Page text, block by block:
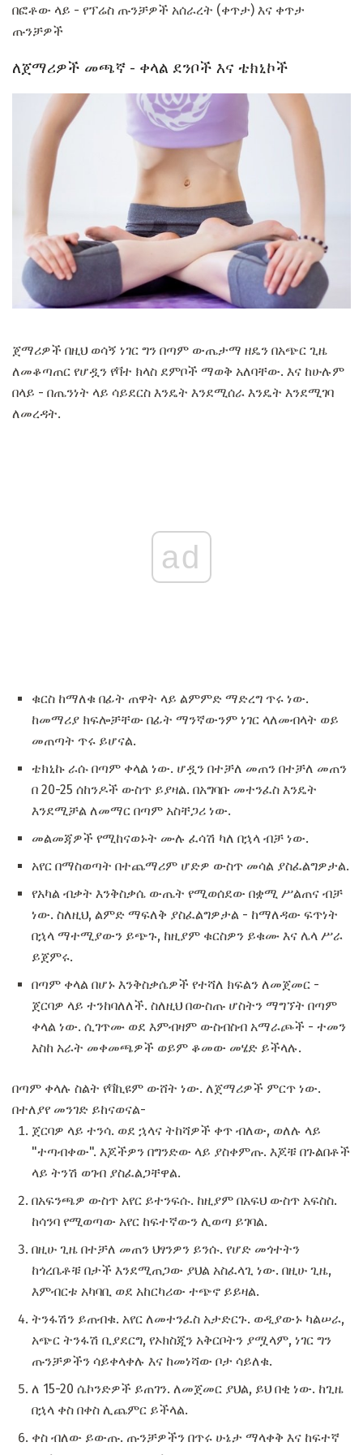
በፎቶው ላይ - የፕሬስ ጡንቻዎች አሰራረት (ቀጥታ) እና ቀጥታ
ጡንቻዎች
ለጀማሪዎች መጫኛ - ቀላል ደንቦች እና ቴክኒኮች
ጀማሪዎች በዚህ ወሳኝ ነገር ግን በጣም ውጤታማ ዘዴን በአጭር ጊዜ
ለመቆጣጠር የሆዷን የቫተ ክላስ ደምቦች ማወቅ አለባቸው. እና ከሁሉም
በላይ - በጤንነት ላይ ሳይደርስ እንዴት እንደሚሰራ እንዴት እንደሚገባ
ለመረዳት.
ad
ቁርስ ከማለቁ በፊት ጠዋት ላይ ልምምድ ማድረግ ጥሩ ነው.
ከመማሪያ ክፍሎቻቸው በፊት ማንኛውንም ነገር ላለመብላት ወይ
መጠጣት ጥሩ ይሆናል.
ቴክኒኩ ራሱ በጣም ቀላል ነው. ሆዷን በተቻለ መጠን በተቻለ መጠን
በ 20-25 ሰከንዶች ውስጥ ይያዛል. በአግባቡ መተንፈስ እንዴት
እንደሚቻል ለመማር በጣም አስቸጋሪ ነው.
መልመጃዎች የሚከናወኑት ሙሉ ፈሳሽ ካለ በኋላ ብቻ ነው.
አየር በማስወጣት በተጨማሪም ሆድዎ ውስጥ መሳል ያስፈልግዎታል.
የአካል ብቃት እንቅስቃሴ ውጤት የሚወሰደው በቋሚ ሥልጠና ብቻ
ነው. ስለዚህ, ልምድ ማፍለቅ ያስፈልግዎታል - ከማለዳው ፍጥነት
በኋላ ማተሚያውን ይጭጉ, ከዚያም ቁርስዎን ይቁሙ እና ሌላ ሥራ
ይጀምሩ.
በጣም ቀላል በሆኑ እንቅስቃሴዎች የተሻለ ክፍልን ለመጀመር -
ጀርባዎ ላይ ተንከባለለች. ስለዚህ በውስጡ ሆስትን ማግኘት በጣም
ቀላል ነው. ሲገጥሙ ወደ እምብዛም ውስብስብ አማራጮች - ተመን
እስከ አራት መቀመጫዎች ወይም ቆመው መሄድ ይችላሉ.
በጣም ቀላሉ ስልት የቫኪዩም ውሸት ነው. ለጀማሪዎች ምርጥ ነው.
በተለያየ መንገድ ይከናወናል-
ጀርባዎ ላይ ተንሳ. ወደ ኋላና ትከሻዎች ቀጥ ብለው, ወለሉ ላይ
"ተጣብቀው". እጆችዎን በግንድው ላይ ያስቀምጡ. እጆቹ በጉልበቶች
ላይ ትንሽ ወገብ ያስፈልጋቸዋል.
በአፍንጫዎ ውስጥ አየር ይተንፍሱ. ከዚያም በአፍህ ውስጥ አፍስስ.
ከሳንባ የሚወጣው አየር ከፍተኛውን ሊወጣ ይገባል.
በዚሁ ጊዜ በተቻለ መጠን ህፃንዎን ይንሱ. የሆድ መጎተትን
ከጎረቤቶቹ በታች እንደሚጠጋው ያህል አስፈላጊ ነው. በዚሁ ጊዜ,
እምብርቱ አካባቢ ወደ አከርካሪው ተጭኖ ይይዛል.
ትንፋሽን ይጠብቁ. አየር ለመተንፈስ አታድርጉ. ወዲያውኑ ካልሠራ,
አጭር ትንፋሽ ቢያደርግ, የኦክስጂን አቅርቦትን ያሟላም, ነገር ግን
ጡንቻዎችን ሳይቀላቀሉ እና ከመነሻው ቦታ ሳይለቁ.
ለ 15-20 ሴኮንድዎች ይጠገን. ለመጀመር ያህል, ይህ በቂ ነው. ከጊዜ
በኋላ ቀስ በቀስ ሊጨምር ይችላል.
ቀስ ብለው ይውጡ. ጡንቻዎችን በጥሩ ሁኔታ ማላቀቅ እና ከፍተኛ